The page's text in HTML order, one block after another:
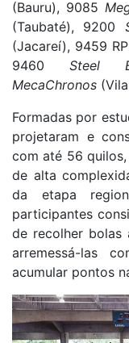
(Bauru), 9085
(Taubaté), 9200
(Jacareí), 9459
9460 Steel
MecaChronos
Formadas por
projetaram e
com até 56
de alta
da etapa
participantes
de recolher bolas
arremessá-las
acumular pontos